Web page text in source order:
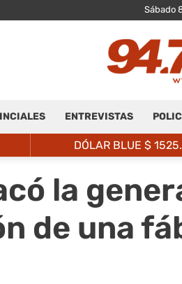
Sábado
ENTREVISTAS
DÓLAR BLUE $
la
de una